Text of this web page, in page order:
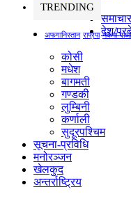
TRENDING
अफगानिस्तान राप्रपा नेकपा
समाचार
देश/
कोसी
मधेश
बागमती
गण्डकी
लुम्बिनी
कर्णाली
सुदूरपश्चिम
सूचना-प्रविधि
मनोरञ्जन
खेलकुद
अन्तर्राष्ट्रिय